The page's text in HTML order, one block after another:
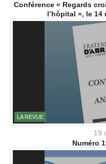
Conférence « Regards
l’hôpital », le 14
LA REVUE
19
Numéro